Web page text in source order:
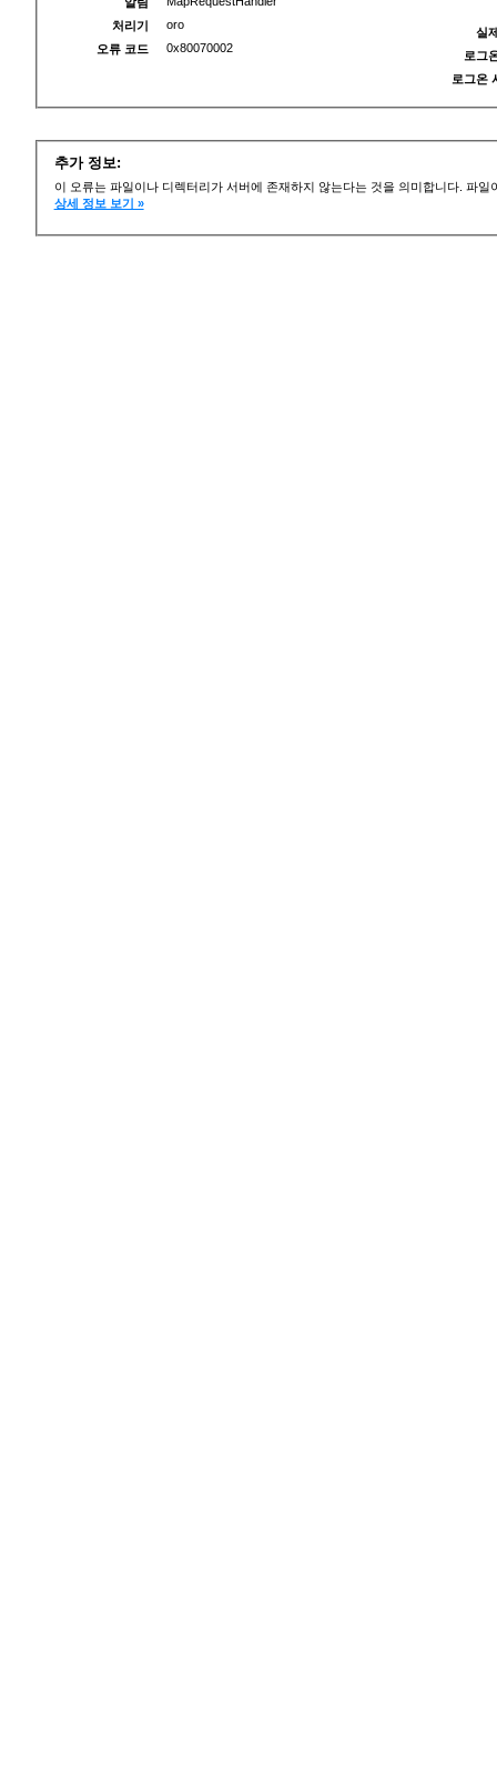
처리기
oro
오류 코드
0x80070002
실
로그
로그온
추가 정보:
이 오류는 파일이나 디렉터리가 서버에 존재하지 않는다는 것을 의미합니다. 파
상세 정보 보기 »